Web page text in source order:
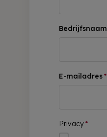
Bedrijfsnaam
E-mailadres*
Privacy*